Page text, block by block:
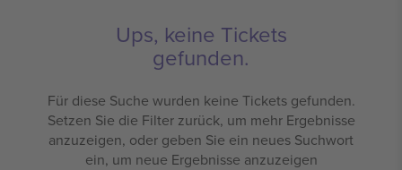
Ups, keine Tickets
gefunden.
Für diese Suche wurden keine Tickets gefunden.
Setzen Sie die Filter zurück, um mehr Ergebnisse
anzuzeigen, oder geben Sie ein neues Suchwort
ein, um neue Ergebnisse anzuzeigen